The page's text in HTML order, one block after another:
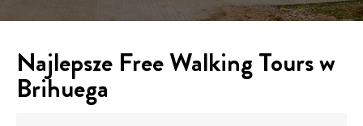
Najlepsze Free Walking Tours w
Brihuega